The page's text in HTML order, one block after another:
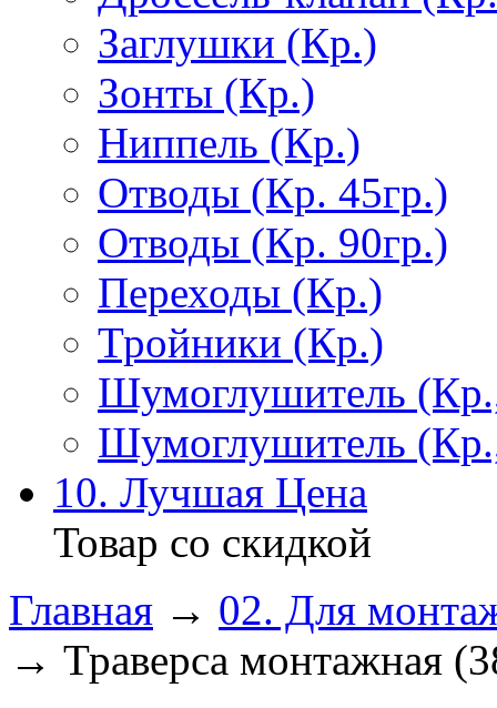
Заглушки (Кр.)
Зонты (Кр.)
Ниппель (Кр.)
Отводы (Кр. 45гр.)
Отводы (Кр. 90гр.)
Переходы (Кр.)
Тройники (Кр.)
Шумоглушитель
Шумоглушитель
10. Лучшая Цена
Товар со скидкой
Главная → 02. Для
→ Траверса монтажная